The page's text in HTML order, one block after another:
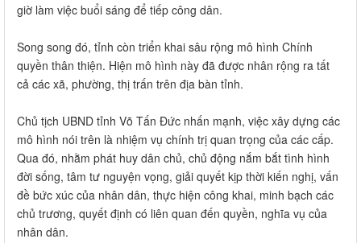
giờ làm việc buổi sáng để tiếp công dân.
Song song đó, tỉnh còn triển khai sâu rộng mô hình Chính
quyền thân thiện. Hiện mô hình này đã được nhân rộng ra tất
cả các xã, phường, thị trấn trên địa bàn tỉnh.
Chủ tịch UBND tỉnh Võ Tấn Đức nhấn mạnh, việc xây dựng các
mô hình nói trên là nhiệm vụ chính trị quan trọng của các cấp.
Qua đó, nhằm phát huy dân chủ, chủ động nắm bắt tình hình
đời sống, tâm tư nguyện vọng, giải quyết kịp thời kiến nghị, vấn
đề bức xúc của nhân dân, thực hiện công khai, minh bạch các
chủ trương, quyết định có liên quan đến quyền, nghĩa vụ của
nhân dân.